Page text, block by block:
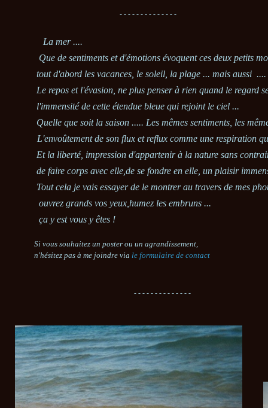
- - - - - - - - - - - - - -
La mer ....
Que de sentiments et d'émotions évoquent ces deux petits
tout d'abord les vacances, le soleil, la plage ... mais aussi ....
Le repos et l'évasion, ne plus penser à rien quand le regard
l'immensité de cette étendue bleue qui rejoint le ciel ...
Quelle que soit la saison ..... Les mêmes sentiments, les
L'envoûtement de son flux et reflux comme une respiration
Et la liberté, impression d'appartenir à la nature sans
de faire corps avec elle,de se fondre en elle, un plaisir
Tout cela je vais essayer de le montrer au travers de mes
ouvrez grands vos yeux,humez les embruns ...
ça y est vous y êtes !
Si vous souhaitez un poster ou un agrandissement,
n'hésitez pas à me joindre via le formulaire de contact
- - - - - - - - - - - - - -